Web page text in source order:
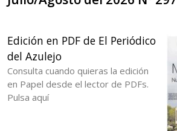
Edición en PDF de El Periódico
del Azulejo
Consulta cuando quieras la edición
en Papel desde el lector de PDFs.
Pulsa aquí